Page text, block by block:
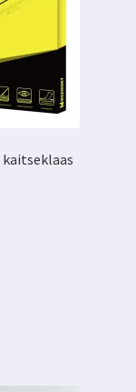
kaitseklaas